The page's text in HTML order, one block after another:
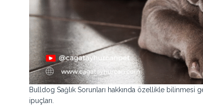
Bulldog Sağlık Sorunları hakkında özellikle bilinmesi
ipuçları.